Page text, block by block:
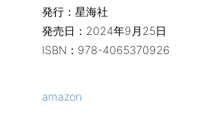
発行：星海社
発売日：2024年9月25日
ISBN：978-4065370926
amazon